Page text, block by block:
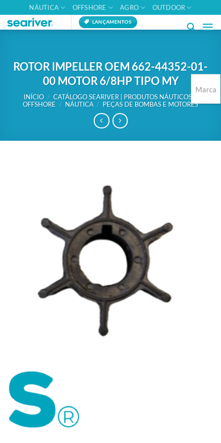
to
content
NÁUTICA OFFSHORE AGRO OUTDOOR
LANÇAMENTOS
ROTOR IMPELLER OEM 662-44352-01-
00 MOTOR 6/8HP TIPO MY
INÍCIO / CATÁLOGO SEARIVER | PRODUTOS NÁUTICOS E
OFFSHORE / NÁUTICA / PEÇAS DE BOMBAS E MOTORES
Marca